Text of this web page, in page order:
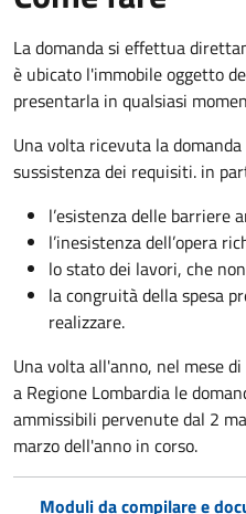
La domanda si effettua
è ubicato l'immobile oggetto
presentarla in qualsiasi
Una volta ricevuta la
sussistenza dei requisiti. in
l’esistenza delle barriere
l’inesistenza dell’opera
lo stato dei lavori, che
la congruità della spesa
realizzare.
Una volta all'anno, nel mese
a Regione Lombardia le
ammissibili pervenute dal 2
marzo dell'anno in corso.
Moduli da compilare e